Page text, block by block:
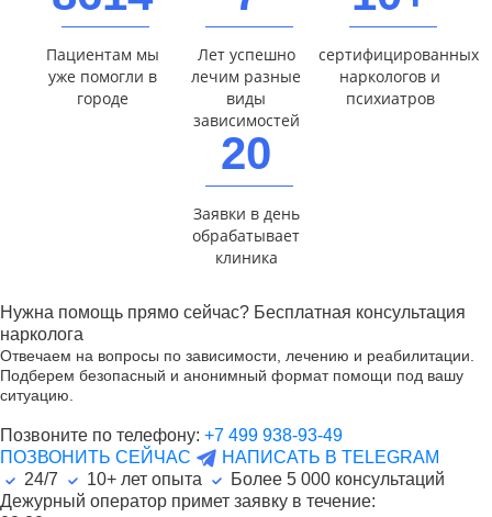
Пациентам мы
уже помогли в
городе
Лет успешно
лечим разные
виды
зависимостей
сертифицированных
наркологов и
психиатров
20
Заявки в день
обрабатывает
клиника
Нужна помощь прямо сейчас? Бесплатная консультация
нарколога
Отвечаем на вопросы по зависимости, лечению и реабилитации.
Подберем безопасный и анонимный формат помощи под вашу
ситуацию.
Позвоните по телефону: +7 499 938-93-49
ПОЗВОНИТЬ СЕЙЧАС
НАПИСАТЬ В TELEGRAM
24/7
10+ лет опыта Более 5 000 консультаций
Дежурный оператор примет заявку в течение: